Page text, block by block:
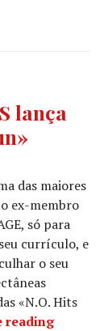
lança
das maiores
ex-membro
só para
currículo, e
o seu
«N.O. Hits
readingNICK